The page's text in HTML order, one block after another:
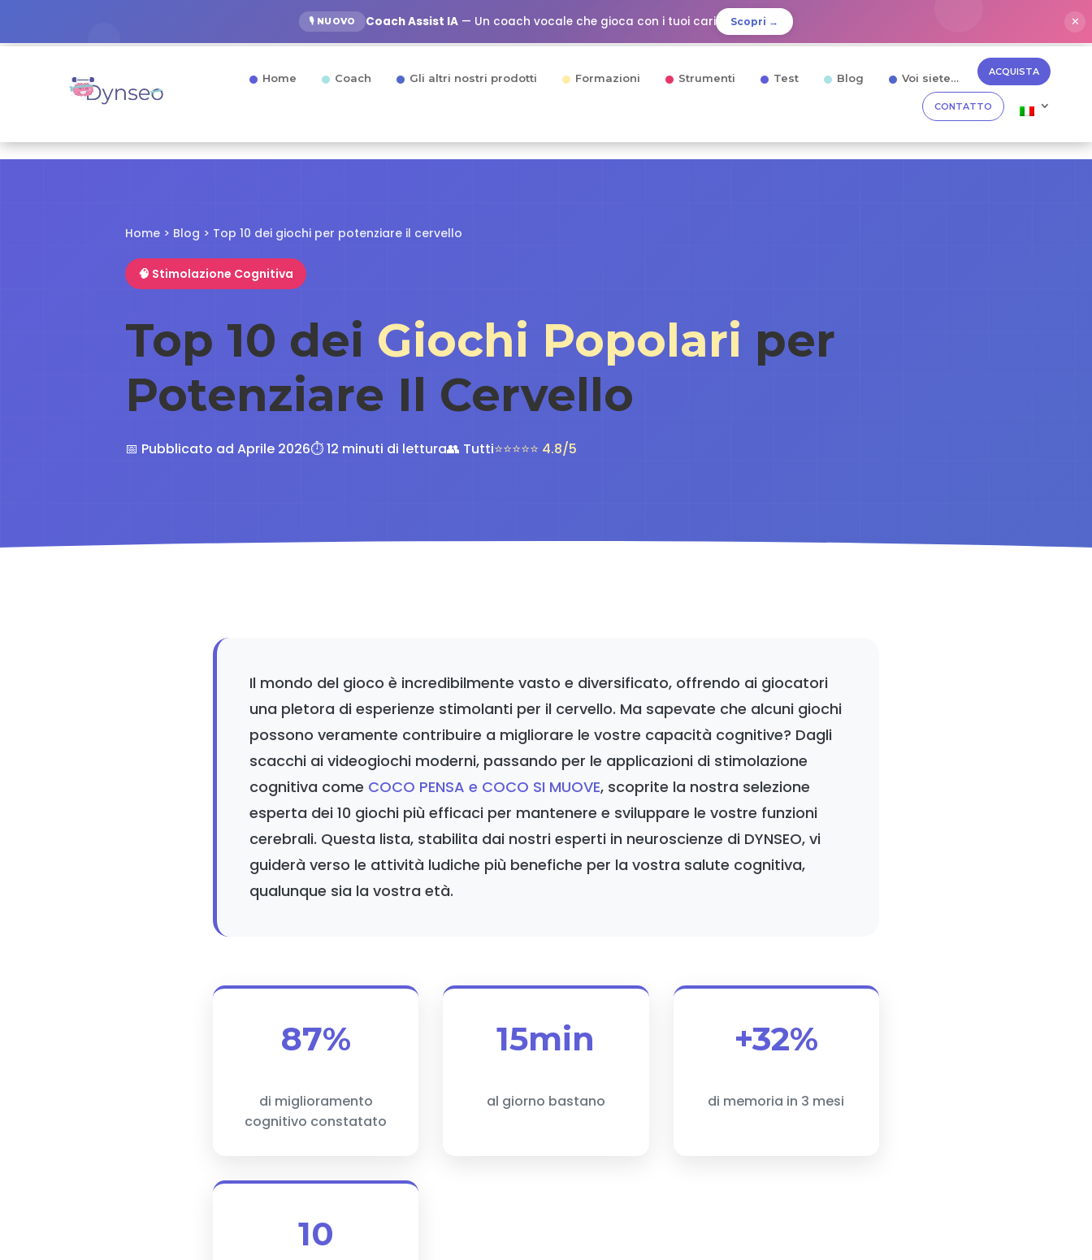
🎙️ NUOVO Coach Assist IA— Un coach vocale che gioca con i tuoi cari Scopri → ✕
Home Coach Gli altri nostri prodotti Formazioni Strumenti Test Blog Voi siete… ACQUISTA
CONTATTO
Home > Blog > Top 10 dei giochi per potenziare il cervello
🧠 Stimolazione Cognitiva
Top 10 dei Giochi Popolari per
Potenziare Il Cervello
📅 Pubblicato ad Aprile 2026⏱️ 12 minuti di lettura👥 Tutti⭐⭐⭐⭐⭐ 4.8/5
Il mondo del gioco è incredibilmente vasto e diversificato, offrendo ai giocatori
una pletora di esperienze stimolanti per il cervello. Ma sapevate che alcuni giochi
possono veramente contribuire a migliorare le vostre capacità cognitive? Dagli
scacchi ai videogiochi moderni, passando per le applicazioni di stimolazione
cognitiva come COCO PENSA e COCO SI MUOVE, scoprite la nostra selezione
esperta dei 10 giochi più efficaci per mantenere e sviluppare le vostre funzioni
cerebrali. Questa lista, stabilita dai nostri esperti in neuroscienze di DYNSEO, vi
guiderà verso le attività ludiche più benefiche per la vostra salute cognitiva,
qualunque sia la vostra età.
87%
di miglioramento
cognitivo constatato
15min
al giorno bastano
+32%
di memoria in 3 mesi
10